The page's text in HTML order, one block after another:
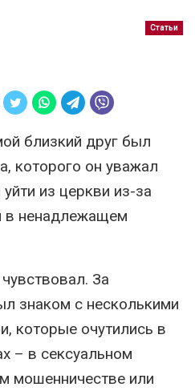
Статьи
близкий друг был
которого он уважал
из церкви из-за
в ненадлежащем
За
знаком с несколькими
которые очутились в
– в сексуальном
мошенничестве или